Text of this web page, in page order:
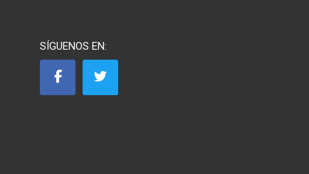
SÍGUENOS EN: